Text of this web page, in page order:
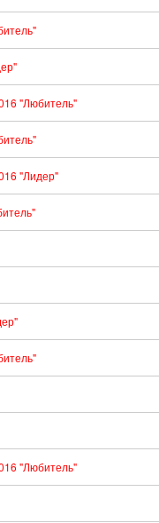
"Любитель"
"Лидер"
"Любитель"